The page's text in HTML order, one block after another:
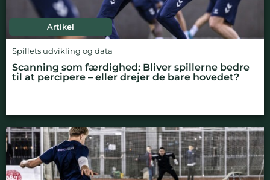
Artikel
Spillets udvikling og data
Scanning som færdighed: Bliver spillerne bedre
til at percipere – eller drejer de bare hovedet?